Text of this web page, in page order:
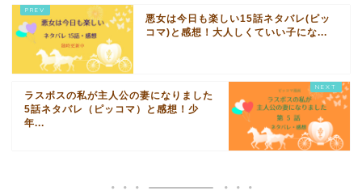
悪女は今日も楽しい15話ネタバレ(ピッ
コマ)と感想！大人しくていい子にな...
ラスボスの私が主人公の妻になりました
5話ネタバレ（ピッコマ）と感想！少
年...